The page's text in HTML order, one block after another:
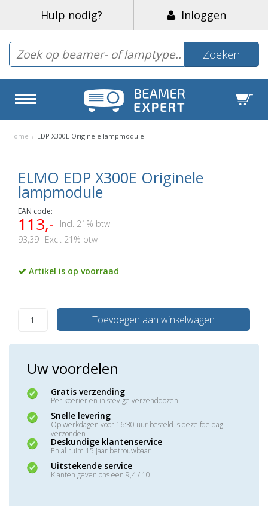
Hulp nodig? Inloggen
Zoeken
Home / EDP X300E Originele lampmodule
ELMO EDP X300E Originele
lampmodule
EAN code:
113,-
Incl. 21% btw
93,39 Excl. 21% btw
Artikel is op voorraad
Toevoegen aan winkelwagen
Uw voordelen
Gratis verzending
Per koerier en in stevige verzenddozen
Snelle levering
Op werkdagen voor 16:30 uur besteld is dezelfde dag
verzonden
Deskundige klantenservice
En al ruim 15 jaar betrouwbaar
Uitstekende service
Klanten geven ons een 9,4 / 10